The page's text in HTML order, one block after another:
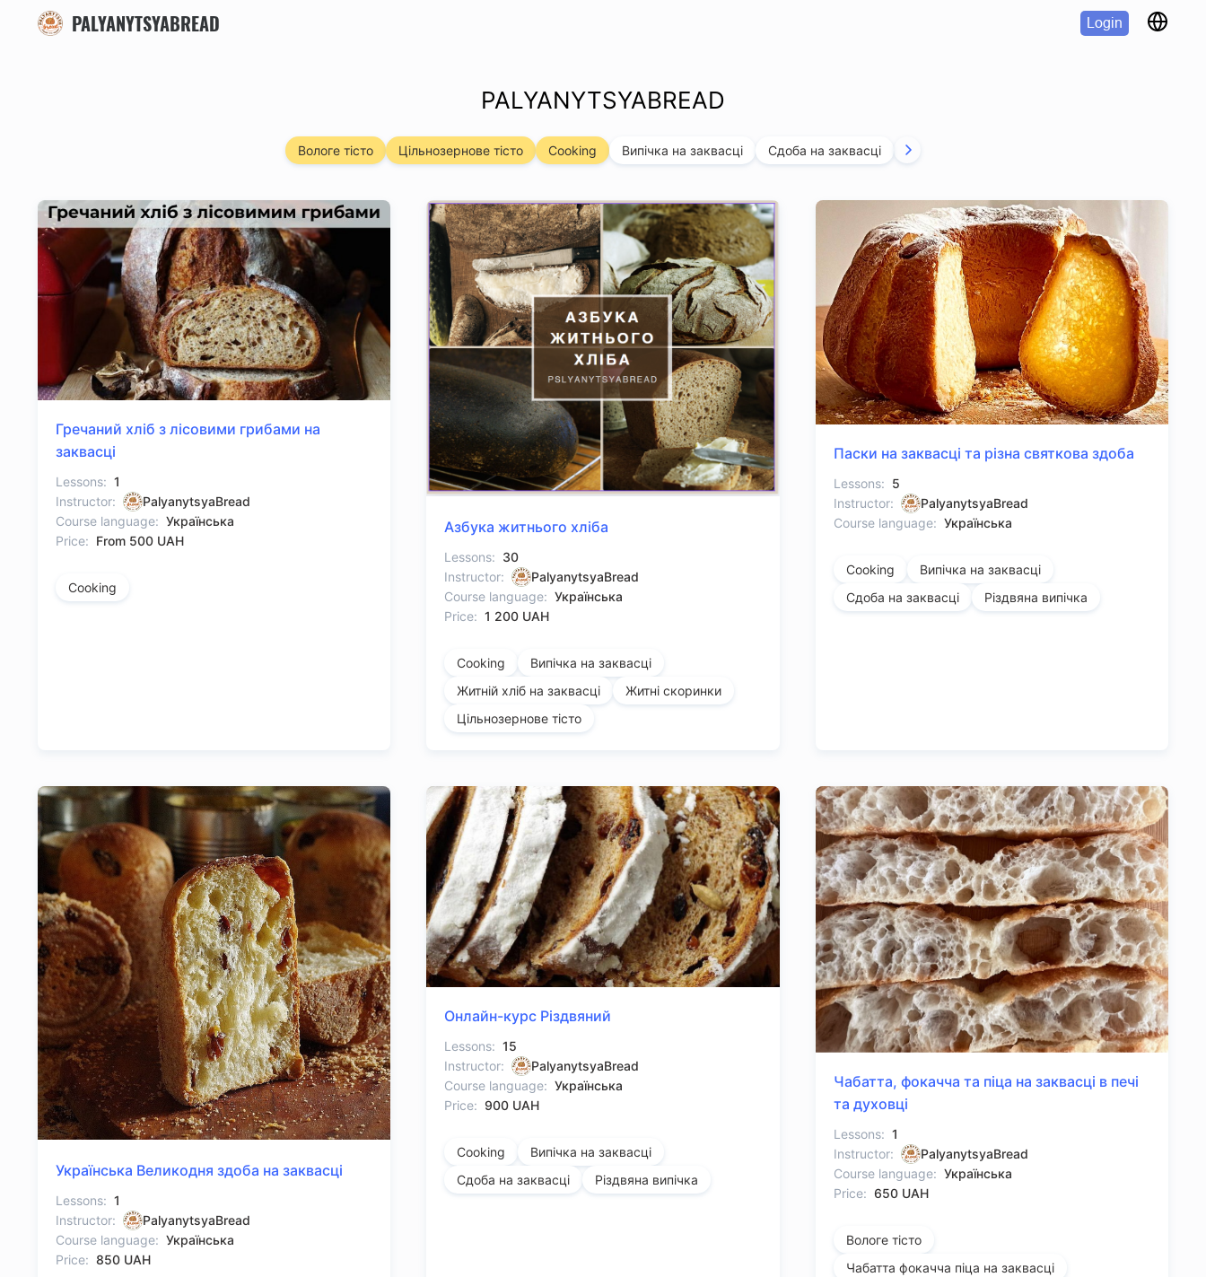
PALYANYTSYABREAD Login
PALYANYTSYABREAD
Вологе тісто Цільнозернове тісто Cooking Випічка на заквасці Сдоба на заквасці
Гречаний хліб з лісовими грибами на
заквасці
Lessons: 1
Instructor:
PalyanytsyaBread
Course language: Українська
Price: From 500 UAH
Cooking
Азбука житнього хліба
Lessons: 30
Instructor:
PalyanytsyaBread
Course language: Українська
Price: 1 200 UAH
Cooking
Випічка на заквасці
Житній хліб на заквасці
Житні скоринки
Цільнозернове тісто
Паски на заквасці та різна святкова здоба
Lessons: 5
Instructor:
PalyanytsyaBread
Course language: Українська
Cooking
Випічка на заквасці
Сдоба на заквасці
Різдвяна випічка
Українська Великодня здоба на заквасці
Lessons: 1
Instructor:
PalyanytsyaBread
Course language: Українська
Price: 850 UAH
Онлайн-курс Різдвяний
Lessons: 15
Instructor:
PalyanytsyaBread
Course language: Українська
Price: 900 UAH
Cooking
Випічка на заквасці
Сдоба на заквасці
Різдвяна випічка
Чабатта, фокачча та піца на заквасці в печі
та духовці
Lessons: 1
Instructor:
PalyanytsyaBread
Course language: Українська
Price: 650 UAH
Вологе тісто
Чабатта фокачча піца на заквасці